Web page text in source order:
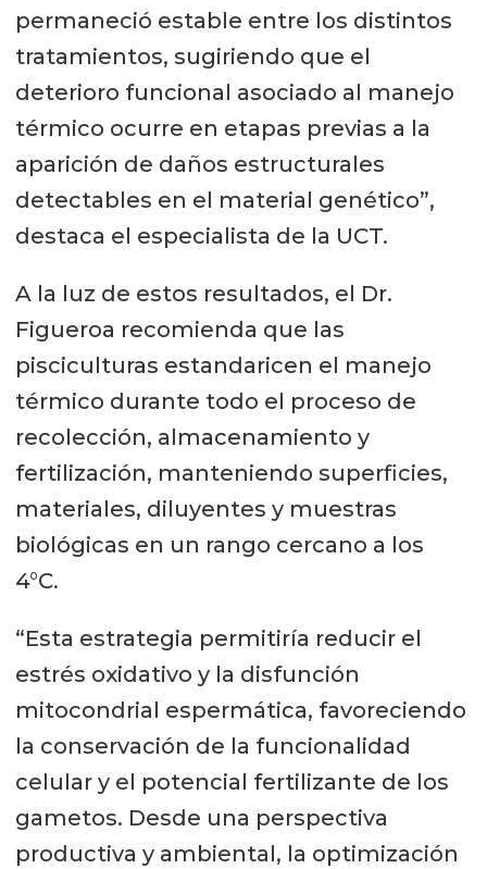
permaneció estable entre los distintos
tratamientos, sugiriendo que el
deterioro funcional asociado al manejo
térmico ocurre en etapas previas a la
aparición de daños estructurales
detectables en el material genético”,
destaca el especialista de la UCT.
A la luz de estos resultados, el Dr.
Figueroa recomienda que las
pisciculturas estandaricen el manejo
térmico durante todo el proceso de
recolección, almacenamiento y
fertilización, manteniendo superficies,
materiales, diluyentes y muestras
biológicas en un rango cercano a los
4°C.
“Esta estrategia permitiría reducir el
estrés oxidativo y la disfunción
mitocondrial espermática, favoreciendo
la conservación de la funcionalidad
celular y el potencial fertilizante de los
gametos. Desde una perspectiva
productiva y ambiental, la optimización